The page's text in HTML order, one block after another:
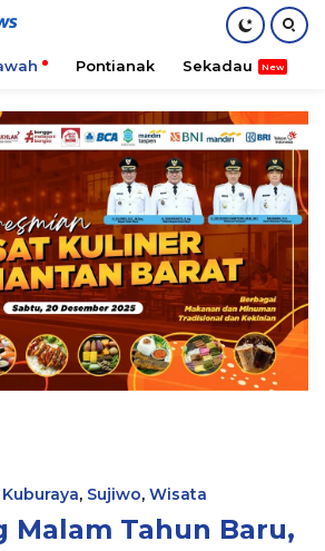
Pontianak Sekadau
Kuburaya, Sujiwo, Wisata
Malam Tahun Baru,